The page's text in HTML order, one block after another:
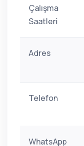
Çalışma
Saatleri
Adres
Telefon
WhatsApp